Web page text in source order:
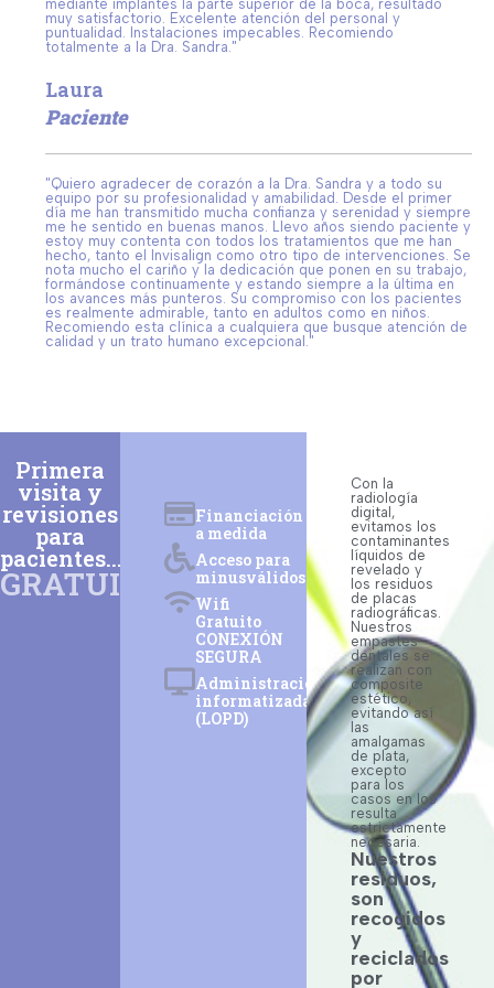
mediante implantes la parte superior de la boca, resultado
muy satisfactorio. Excelente atención del personal y
puntualidad. Instalaciones impecables. Recomiendo
totalmente a la Dra. Sandra."
Laura
Paciente
"Quiero agradecer de corazón a la Dra. Sandra y a todo su
equipo por su profesionalidad y amabilidad. Desde el primer
día me han transmitido mucha confianza y serenidad y siempre
me he sentido en buenas manos. Llevo años siendo paciente y
estoy muy contenta con todos los tratamientos que me han
hecho, tanto el Invisalign como otro tipo de intervenciones. Se
nota mucho el cariño y la dedicación que ponen en su trabajo,
formándose continuamente y estando siempre a la última en
los avances más punteros. Su compromiso con los pacientes
es realmente admirable, tanto en adultos como en niños.
Recomiendo esta clínica a cualquiera que busque atención de
calidad y un trato humano excepcional."
Primera
visita y
revisiones
para
pacientes...
GRATUITAS
Financiación
a medida
Acceso para
minusválidos
Wifi
Gratuito
CONEXIÓN
SEGURA
Administración
informatizada
(LOPD)
Con la
radiología
digital,
evitamos los
contaminantes
líquidos de
revelado y
los residuos
de placas
radiográficas.
Nuestros
empastes
dentales se
realizan con
composite
estético,
evitando así
las
amalgamas
de plata,
excepto
para los
casos en los
resulta
estrictamente
necesaria.
Nuestros
residuos,
son
recogidos
y
reciclados
por